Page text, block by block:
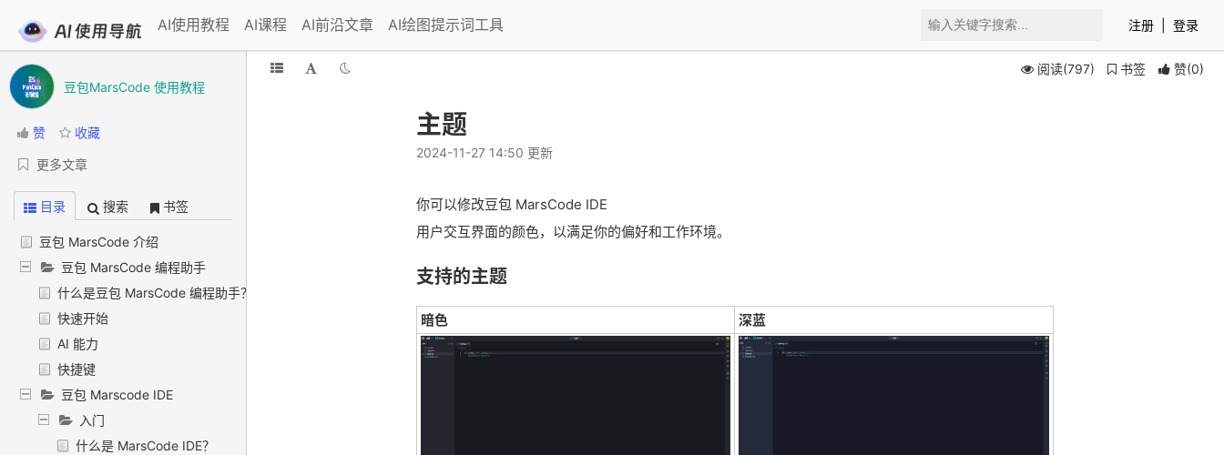
AI使用教程 AI课程 AI前沿文章 AI绘图提示词工具 注册 登录
豆包MarsCode 使用教程
赞 收藏
更多文章
目录 搜索 书签
豆包 MarsCode 介绍
豆包 MarsCode 编程助手
什么是豆包 MarsCode 编程助手？
快速开始
AI 能力
快捷键
豆包 Marscode IDE
入门
什么是 MarsCode IDE？
阅读(797) 书签 赞(0)
主题
2024-11-27 14:50 更新
你可以修改豆包 MarsCode IDE
用户交互界面的颜色，以满足你的偏好和工作环境。
支持的主题
暗色 深蓝